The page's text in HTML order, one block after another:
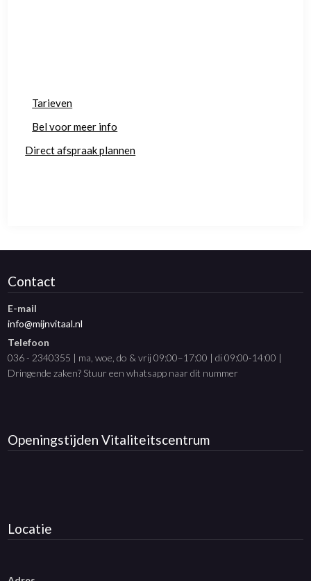
Tarieven
Bel voor meer info
Direct afspraak plannen
Contact
E-mail
info@mijnvitaal.nl
Telefoon
036 - 2340355 | ma, woe, do & vrij 09:00–17:00 | di 09:00-14:00 |
Dringende zaken? Stuur een whatsapp naar dit nummer
OpeningstijdenVitaliteitscentrum
Locatie